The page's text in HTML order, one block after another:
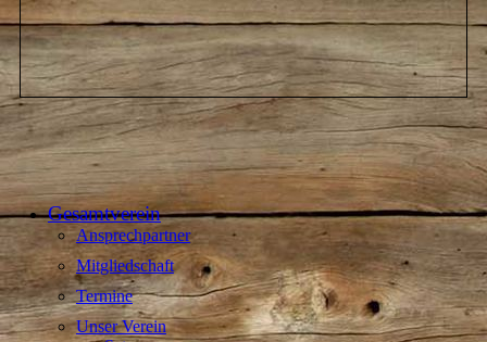
Gesamtverein
Ansprechpartner
Mitgliedschaft
Termine
Unser Verein